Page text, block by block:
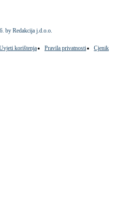
. by Redakcija j.d.o.o.
korištenja Pravila privatnosti
Cjenik